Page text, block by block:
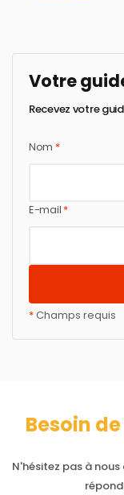
Votre
Recevez votre
Nom *
E-mail *
*Champs requis
Besoin
N'hésitez pas à